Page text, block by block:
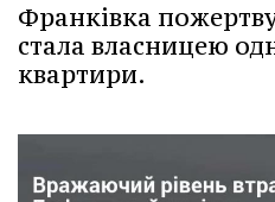
Франківка
стала власницею
квартири.